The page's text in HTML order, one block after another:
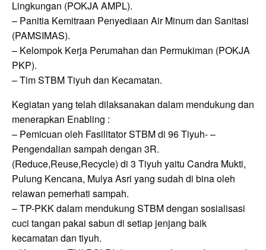
Lingkungan (POKJA AMPL).
– Panitia Kemitraan Penyediaan Air Minum dan Sanitasi
(PAMSIMAS).
– Kelompok Kerja Perumahan dan Permukiman (POKJA
PKP).
– Tim STBM Tiyuh dan Kecamatan.
Kegiatan yang telah dilaksanakan dalam mendukung dan
menerapkan Enabling :
– Pemicuan oleh Fasilitator STBM di 96 Tiyuh- –
Pengendalian sampah dengan 3R.
(Reduce,Reuse,Recycle) di 3 Tiyuh yaitu Candra Mukti,
Pulung Kencana, Mulya Asri yang sudah di bina oleh
relawan pemerhati sampah.
– TP-PKK dalam mendukung STBM dengan sosialisasi
cuci tangan pakai sabun di setiap jenjang baik
kecamatan dan tiyuh.